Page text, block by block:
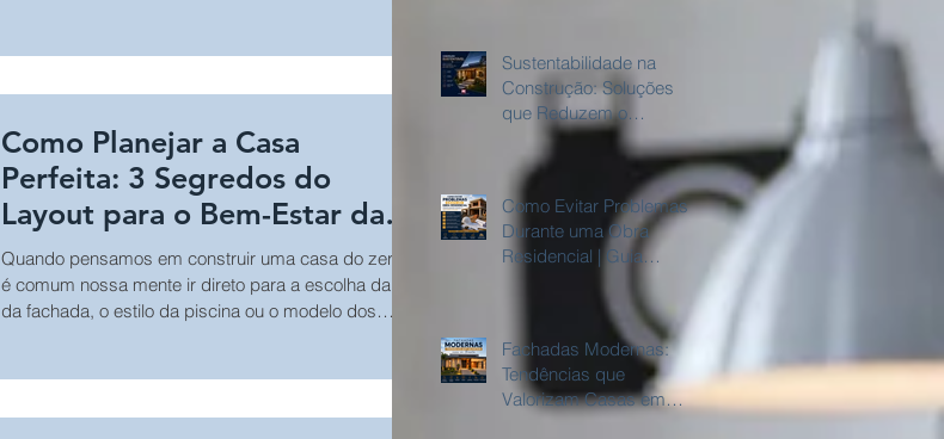
da compra ou do início da obra.
Como Planejar a Casa
Perfeita: 3 Segredos do
Layout para o Bem-Estar da
sua Família
Quando pensamos em construir uma casa do zero,
é comum nossa mente ir direto para a escolha da cor
da fachada, o estilo da piscina ou o modelo dos
viver não está no acabamento final, mas sim na
Sustentabilidade na
Construção: Soluções
que Reduzem o
Consumo de Água e
Energia
Como Evitar Problemas
Durante uma Obra
Residencial | Guia
Fachadas Modernas:
Tendências que
Valorizam Casas em